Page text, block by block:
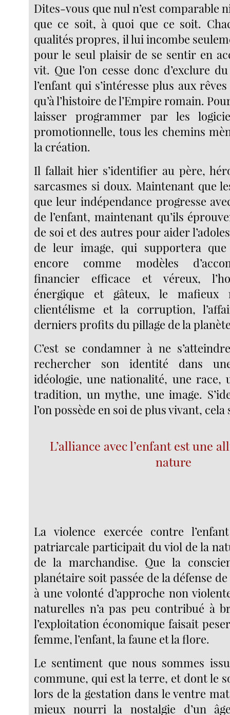
Dites-vous que nul n’est comparable
que ce soit, à quoi que ce soit.
qualités propres, il lui incombe
pour le seul plaisir de se sentir en
vit. Que l’on cesse donc d’exclure
l’enfant qui s’intéresse plus aux
qu’à l’histoire de l’Empire romain.
laisser programmer par les
promotionnelle, tous les chemins
la création.
Il fallait hier s’identifier au père,
sarcasmes si doux. Maintenant que
que leur indépendance progresse
de l’enfant, maintenant qu’ils
de soi et des autres pour aider
de leur image, qui supportera que
encore comme modèles
financier efficace et véreux,
énergique et gâteux, le mafieux
clientélisme et la corruption,
derniers profits du pillage de la
C’est se condamner à ne
rechercher son identité dans
idéologie, une nationalité, une race,
tradition, un mythe, une image.
l’on possède en soi de plus vivant,
L’alliance avec l’enfant est une
nature
La violence exercée contre
patriarcale participait du viol de la
de la marchandise. Que la
planétaire soit passée de la défense
à une volonté d’approche non
naturelles n’a pas peu contribué à
l’exploitation économique faisait
femme, l’enfant, la faune et la flore.
Le sentiment que nous sommes
commune, qui est la terre, et dont le
lors de la gestation dans le ventre
mieux nourri la nostalgie d’un